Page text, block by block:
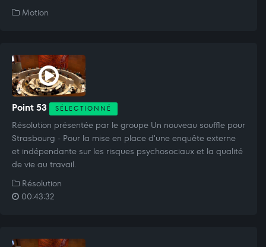
Motion
Point 53 SÉLECTIONNÉ
Résolution présentée par le groupe Un nouveau souffle pour
Strasbourg - Pour la mise en place d'une enquête externe
et indépendante sur les risques psychosociaux et la qualité
de vie au travail.
Résolution
00:43:32